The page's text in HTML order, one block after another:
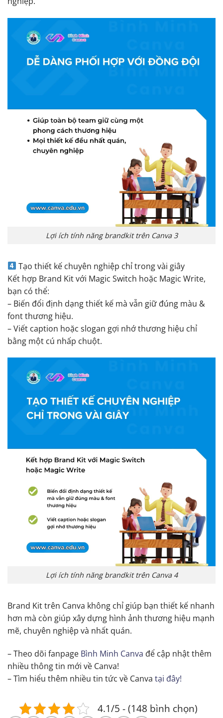
Lợi ích tính năng brandkit trên Canva 3
Tạo thiết kế chuyên nghiệp chỉ trong vài giây
Kết hợp Brand Kit với Magic Switch hoặc Magic Write,
bạn có thể:
– Biến đổi định dạng thiết kế mà vẫn giữ đúng màu &
font thương hiệu.
– Viết caption hoặc slogan gợi nhớ thương hiệu chỉ
bằng một cú nhấp chuột.
Lợi ích tính năng brandkit trên Canva 4
Brand Kit trên Canva không chỉ giúp bạn thiết kế nhanh
hơn mà còn giúp xây dựng hình ảnh thương hiệu mạnh
mẽ, chuyên nghiệp và nhất quán.
– Theo dõi fanpage Bình Minh Canva để cập nhật thêm
nhiều thông tin mới về Canva!
– Tìm hiểu thêm nhiều tin tức về Canva tại đây!
4.1/5 - (148 bình chọn)